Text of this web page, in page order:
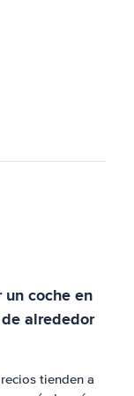
coche en
alrededor
tienden a